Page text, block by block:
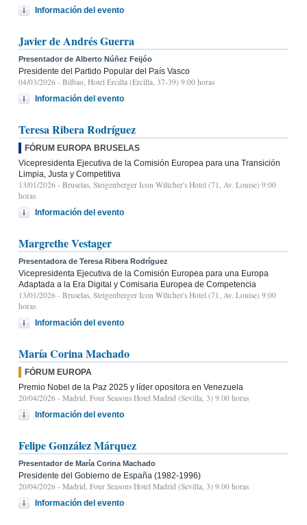
Información del evento
Javier de Andrés Guerra
Presentador de Alberto Núñez Feijóo
Presidente del Partido Popular del País Vasco
04/03/2026 - Bilbao, Hotel Ercilla (Ercilla, 37-39) 9:00 horas
Información del evento
Teresa Ribera Rodríguez
FÓRUM EUROPA BRUSELAS
Vicepresidenta Ejecutiva de la Comisión Europea para una Transición
Limpia, Justa y Competitiva
13/01/2026 - Bruselas, Steigenberger Icon Wiltcher's Hotel (71, Av. Louise) 9:00
horas
Información del evento
Margrethe Vestager
Presentadora de Teresa Ribera Rodríguez
Vicepresidenta Ejecutiva de la Comisión Europea para una Europa
Adaptada a la Era Digital y Comisaria Europea de Competencia
13/01/2026 - Bruselas, Steigenberger Icon Wiltcher's Hotel (71, Av. Louise) 9:00
horas
Información del evento
María Corina Machado
FÓRUM EUROPA
Premio Nobel de la Paz 2025 y líder opositora en Venezuela
20/04/2026 - Madrid, Four Seasons Hotel Madrid (Sevilla, 3) 9.00 horas
Información del evento
Felipe González Márquez
Presentador de María Corina Machado
Presidente del Gobierno de España (1982-1996)
20/04/2026 - Madrid, Four Seasons Hotel Madrid (Sevilla, 3) 9.00 horas
Información del evento